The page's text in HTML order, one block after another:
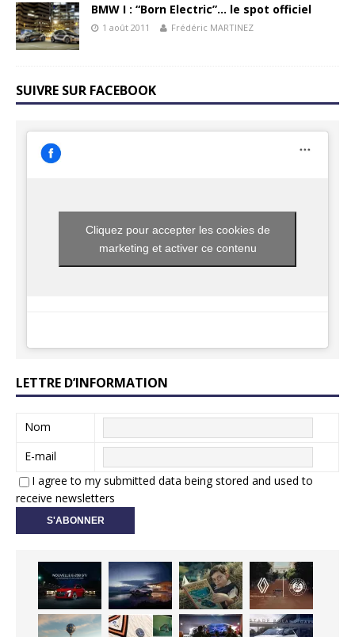
BMW I : “Born Electric”… le spot officiel
1 août 2011 Frédéric MARTINEZ
SUIVRE SUR FACEBOOK
Cliquez pour accepter les cookies de
marketing et activer ce contenu
LETTRE D’INFORMATION
Nom
E-mail
I agree to my submitted data being stored and used to
receive newsletters